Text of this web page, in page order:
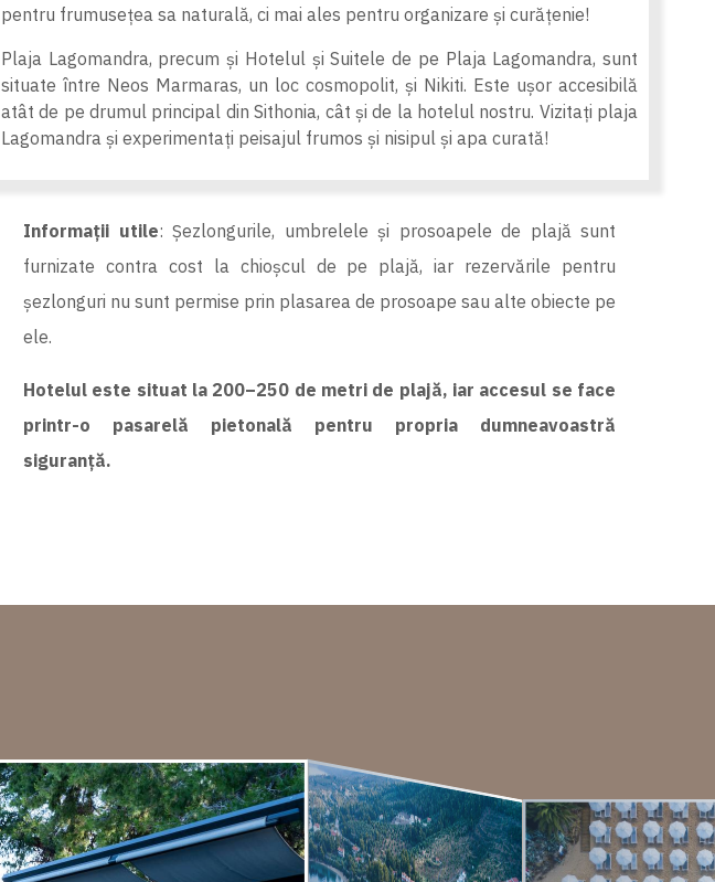
pentru frumusețea sa naturală, ci mai ales pentru organizare și curățenie!
Plaja Lagomandra, precum și Hotelul și Suitele de pe Plaja Lagomandra, sunt
situate între Neos Marmaras, un loc cosmopolit, și Nikiti. Este ușor accesibilă
atât de pe drumul principal din Sithonia, cât și de la hotelul nostru. Vizitați plaja
Lagomandra și experimentați peisajul frumos și nisipul și apa curată!
Informații utile: Șezlongurile, umbrelele și prosoapele de plajă sunt
furnizate contra cost la chioșcul de pe plajă, iar rezervările pentru
șezlonguri nu sunt permise prin plasarea de prosoape sau alte obiecte pe
ele.
Hotelul este situat la 200–250 de metri de plajă, iar accesul se face
printr-o pasarelă pietonală pentru propria dumneavoastră
siguranță.